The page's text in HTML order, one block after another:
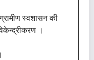
स्वशासन की
।